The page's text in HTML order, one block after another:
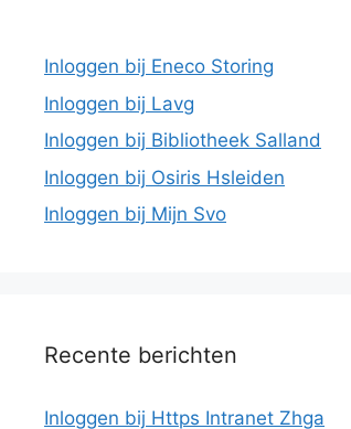
Inloggen bij Eneco Storing
Inloggen bij Lavg
Inloggen bij Bibliotheek Salland
Inloggen bij Osiris Hsleiden
Inloggen bij Mijn Svo
Recente berichten
Inloggen bij Https Intranet Zhga